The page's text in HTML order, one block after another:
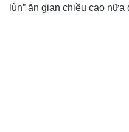
lùn” ăn gian chiều cao nữa